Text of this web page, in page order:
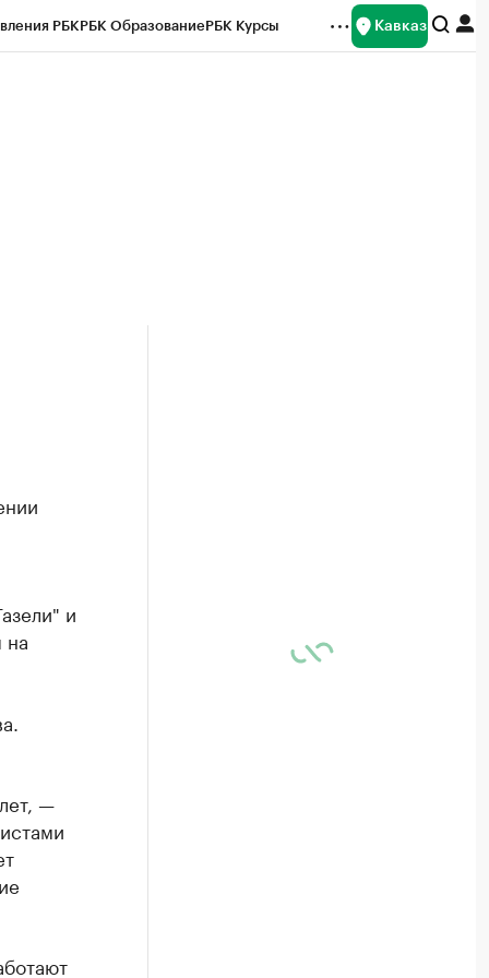
РБКРБК ОбразованиеРБК Курсы Кавказ
и
на
—